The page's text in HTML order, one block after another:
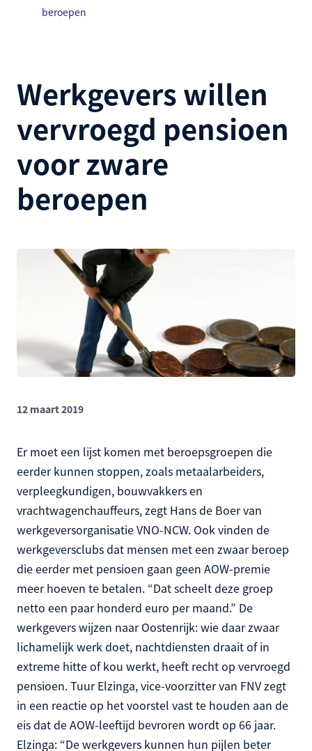
beroepen
Werkgevers willen
vervroegd pensioen
voor zware
beroepen
12 maart 2019
Er moet een lijst komen met beroepsgroepen die
eerder kunnen stoppen, zoals metaalarbeiders,
verpleegkundigen, bouwvakkers en
vrachtwagenchauffeurs, zegt Hans de Boer van
werkgeversorganisatie VNO-NCW. Ook vinden de
werkgeversclubs dat mensen met een zwaar beroep
die eerder met pensioen gaan geen AOW-premie
meer hoeven te betalen. “Dat scheelt deze groep
netto een paar honderd euro per maand.” De
werkgevers wijzen naar Oostenrijk: wie daar zwaar
lichamelijk werk doet, nachtdiensten draait of in
extreme hitte of kou werkt, heeft recht op vervroegd
pensioen. Tuur Elzinga, vice-voorzitter van FNV zegt
in een reactie op het voorstel vast te houden aan de
eis dat de AOW-leeftijd bevroren wordt op 66 jaar.
Elzinga: “De werkgevers kunnen hun pijlen beter